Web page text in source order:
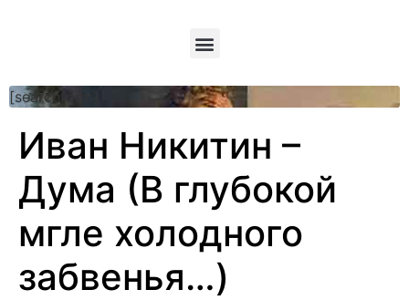
[searchform]
Иван Никитин –
Дума (В глубокой
мгле холодного
забвенья…)